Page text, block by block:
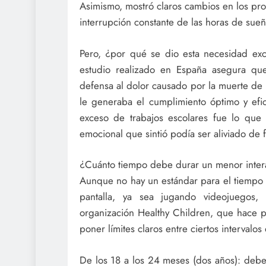
Asimismo, mostró claros cambios en los
interrupción constante de las horas de
Pero, ¿por qué se dio esta necesidad
estudio realizado en España asegura
defensa al dolor causado por la muerte
le generaba el cumplimiento óptimo y
exceso de trabajos escolares fue lo
emocional que sintió podía ser aliviado de
¿Cuánto tiempo debe durar un menor
Aunque no hay un estándar para el
pantalla, ya sea jugando
organización Healthy Children, que hace
poner límites claros entre ciertos
De los 18 a los 24 meses (dos años):